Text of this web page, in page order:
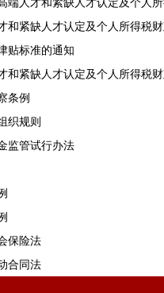
和紧缺人才认定及个人所得税
贴标准的通知
和紧缺人才认定及个人所得税
条例
织规则
监管试行办法
保险法
合同法